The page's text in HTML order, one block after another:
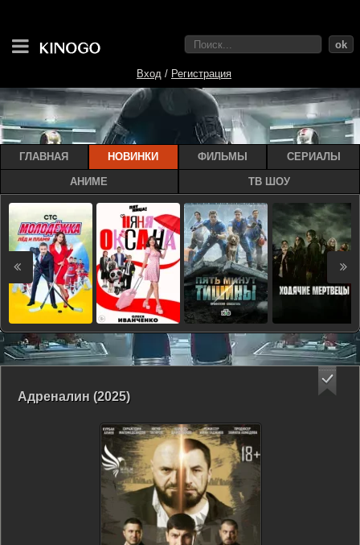
Адреналин (2025)
ok
Вход / Регистрация
ГЛАВНАЯ НОВИНКИ ФИЛЬМЫ СЕРИАЛЫ
АНИМЕ ТВ ШОУ